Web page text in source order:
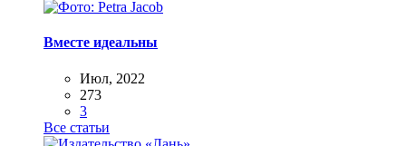
Вместе идеальны
Июл, 2022
273
3
Все статьи